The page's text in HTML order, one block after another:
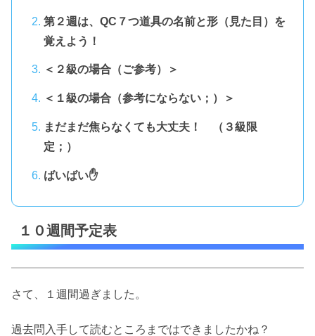
第２週は、QC７つ道具の名前と形（見た目）を
覚えよう！
＜２級の場合（ご参考）＞
＜１級の場合（参考にならない；）＞
まだまだ焦らなくても大丈夫！ （３級限
定；）
ばいばい✋
１０週間予定表
さて、１週間過ぎました。
過去問入手して読むところまではできましたかね？